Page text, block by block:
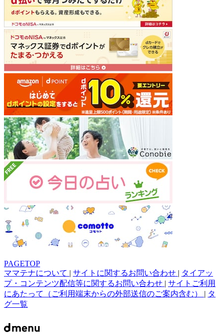
PAGETOP
ママテナについて | サイトに関するお問い合わせ | タイアッ
プ・コンテンツ配信等に関するお問い合わせ | サイトご利用
にあたって（ご利用端末からの外部送信のご案内含む） | タ
グ一覧